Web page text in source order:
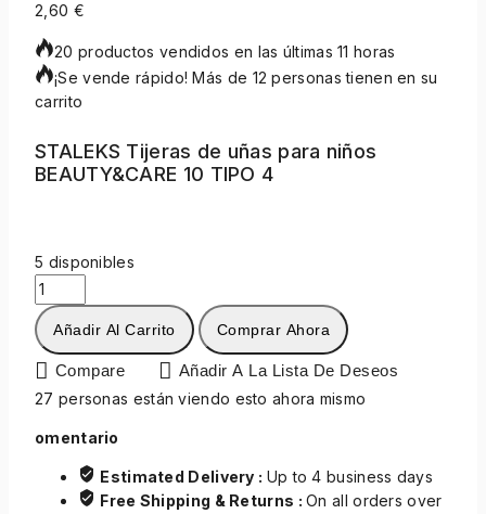
2,60 €
20 productos vendidos en las últimas 11 horas
¡Se vende rápido! Más de 12 personas tienen en su
carrito
STALEKS Tijeras de uñas para niños
BEAUTY&CARE 10 TIPO 4
5 disponibles
Añadir Al Carrito Comprar Ahora
Compare
Añadir A La Lista De Deseos
27 personas están viendo esto ahora mismo
omentario
Estimated Delivery : Up to 4 business days
Free Shipping & Returns :On all orders over